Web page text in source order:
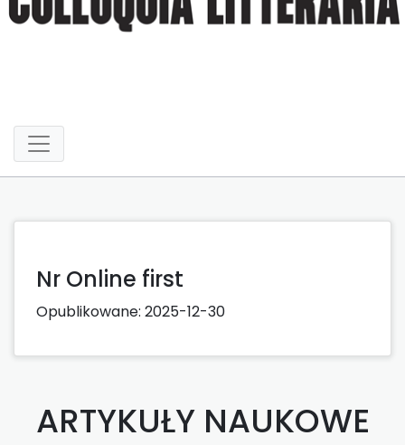
Nr Online first
Opublikowane: 2025-12-30
ARTYKUŁY NAUKOWE